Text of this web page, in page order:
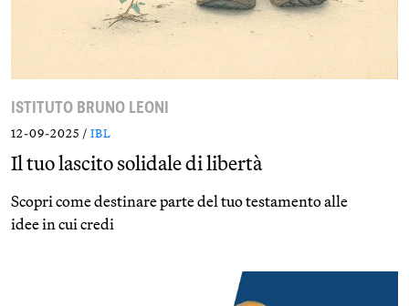
ISTITUTO BRUNO LEONI
12-09-2025 / IBL
Il tuo lascito solidale di libertà
Scopri come destinare parte del tuo testamento alle
idee in cui credi